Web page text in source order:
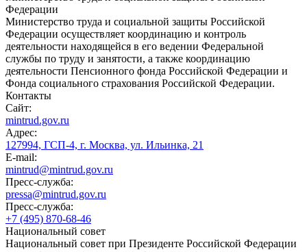
Федерации
Министерство труда и социальной защиты Российской
Федерации осуществляет координацию и контроль
деятельности находящейся в его ведении Федеральной
службы по труду и занятости, а также координацию
деятельности Пенсионного фонда Российской Федерации и
Фонда социального страхования Российской Федерации.
Контакты
Сайт:
mintrud.gov.ru
Адрес:
127994, ГСП-4, г. Москва, ул. Ильинка, 21
E-mail:
mintrud@mintrud.gov.ru
Пресс-служба:
pressa@mintrud.gov.ru
Пресс-служба:
+7 (495) 870-68-46
Национальный совет
Национальный совет при Президенте Российской Федерации